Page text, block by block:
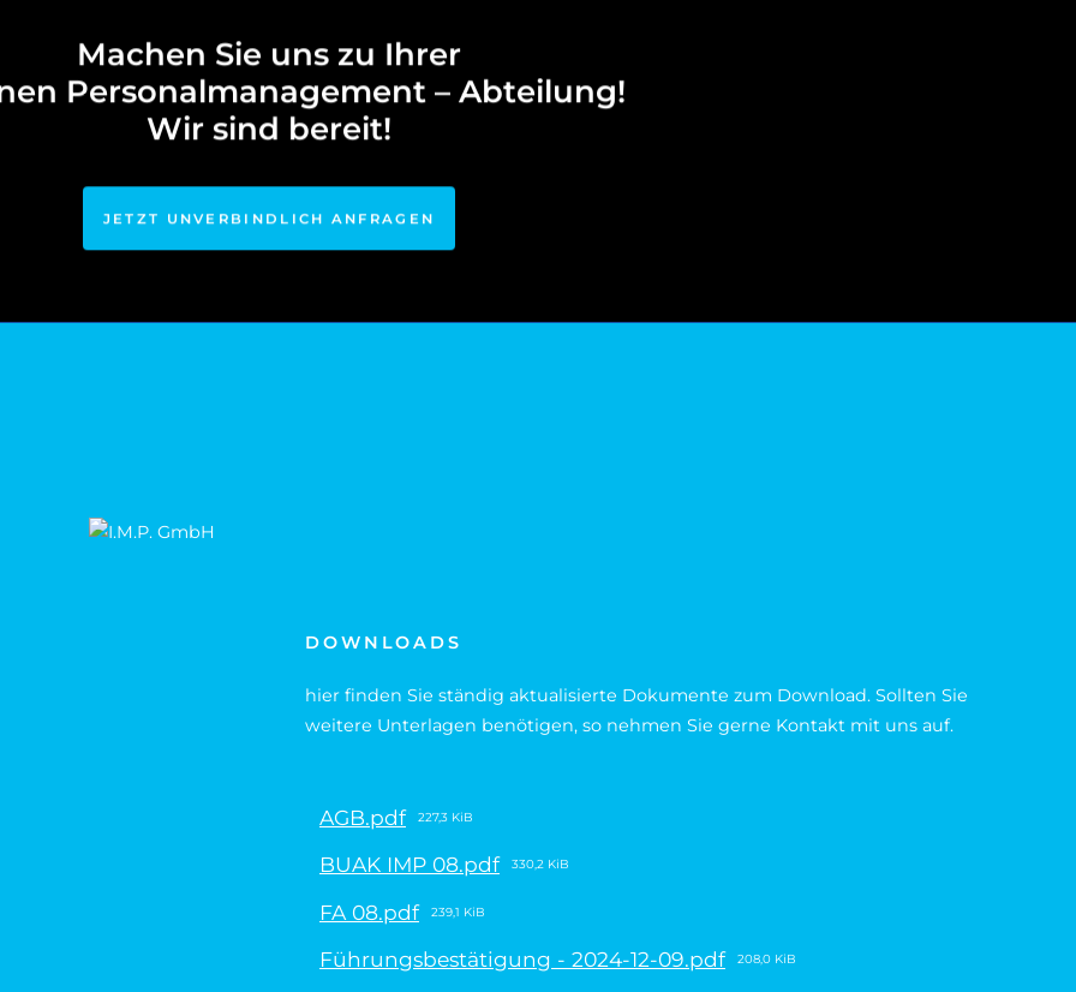
Machen Sie uns zu Ihrer
Personalmanagement – Abteilung!
Wir sind bereit!
JETZT UNVERBINDLICH ANFRAGEN
DOWNLOADS
hier finden Sie ständig aktualisierte Dokumente zum Download. Sollten Sie
weitere Unterlagen benötigen, so nehmen Sie gerne Kontakt mit uns auf.
AGB.pdf 227,3 KiB
BUAK IMP 08.pdf 330,2 KiB
FA 08.pdf 239,1 KiB
Führungsbestätigung - 2024-12-09.pdf 208,0 KiB